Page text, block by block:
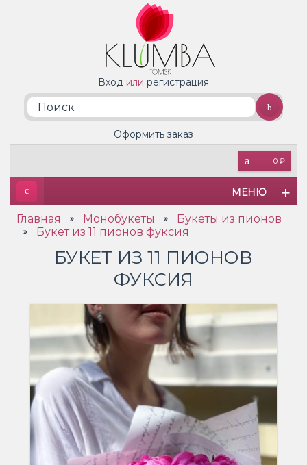
Вход или регистрация
0 ₽
Оформить заказ
МЕНЮ
Главная » Монобукеты » Букеты из пионов
» Букет из 11 пионов фуксия
БУКЕТ ИЗ 11 ПИОНОВ
ФУКСИЯ